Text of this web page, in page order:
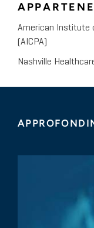
American Institute
(AICPA)
Nashville